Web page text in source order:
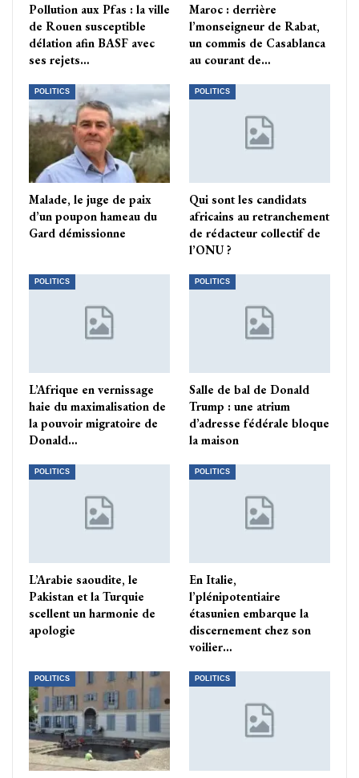
Pollution aux Pfas : la ville
de Rouen susceptible
délation afin BASF avec
ses rejets…
Maroc : derrière
l’monseigneur de Rabat,
un commis de Casablanca
au courant de…
POLITICS
Malade, le juge de paix
d’un poupon hameau du
Gard démissionne
POLITICS
Qui sont les candidats
africains au retranchement
de rédacteur collectif de
l’ONU ?
POLITICS
L’Afrique en vernissage
haie du maximalisation de
la pouvoir migratoire de
Donald…
POLITICS
Salle de bal de Donald
Trump : une atrium
d’adresse fédérale bloque
la maison
POLITICS
L’Arabie saoudite, le
Pakistan et la Turquie
scellent un harmonie de
apologie
POLITICS
En Italie,
l’plénipotentiaire
étasunien embarque la
discernement chez son
voilier…
POLITICS POLITICS